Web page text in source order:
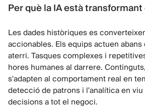
Per què la IA està
Les dades històriques es
accionables. Els equips actuen
aterri. Tasques complexes i
hores humanes al darrere.
s'adapten al comportament real en
detecció de patrons i l'analítica en
decisions a tot el negoci.